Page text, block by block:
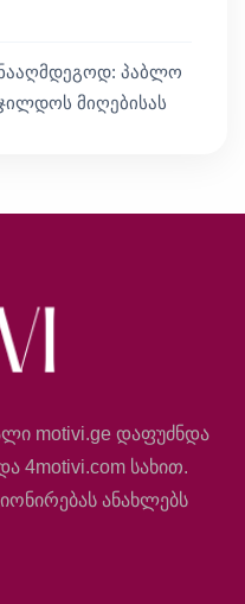
პაბლო
მიღებისას
motivi.ge დაფუძნდა
4motivi.com სახით.
ანახლებს